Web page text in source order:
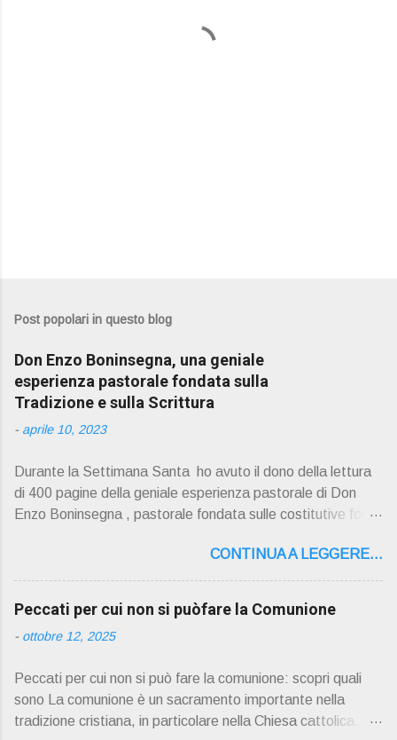
Post popolari in questo blog
Don Enzo Boninsegna, una geniale
esperienza pastorale fondata sulla
Tradizione e sulla Scrittura
- aprile 10, 2023
Durante la Settimana Santa ho avuto il dono della lettura
di 400 pagine della geniale esperienza pastorale di Don
Enzo Boninsegna , pastorale fondata sulle costitutive fon ti
Dio giunta in continuit à ecclesiale a noi per mezzo di Gesù,
degli Apostoli e dei loro successori . Io don Gino Oliosi v
orrei contribuire ad una lettura non pregiudiziale su don
Enzo Boninsegna . Per gli ultimi tempi di vita l'ho scelto
come Confessore. Del suo volume " ERO "CURATO" …
D on Enzo Boninsegna , per ordinazioni Via San Giovanni
Pupatoro,16 – 37134 Verona Tel. 045 8201679 – Cell.
338990 8824 PRESENTAZIONE R icordo che qualche
CONTINUA A LEGGERE...
Peccati per cui non si puòfare la Comunione
- ottobre 12, 2025
Peccati per cui non si può fare la comunione: scopri quali
sono La comunione è un sacramento importante nella
tradizione cristiana, in particolare nella Chiesa cattolica.